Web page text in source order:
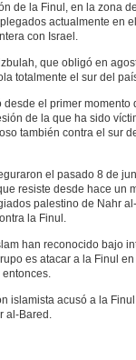
de la Finul, en la zona
actualmente en
con Israel.
que obligó en
totalmente el sur del
el primer
de la que ha sido
también contra el sur
el pasado 8 de
resiste desde hace un
palestino de Nahr
la Finul.
han reconocido bajo
es atacar a la Finul
islamista acusó a la
al-Bared.